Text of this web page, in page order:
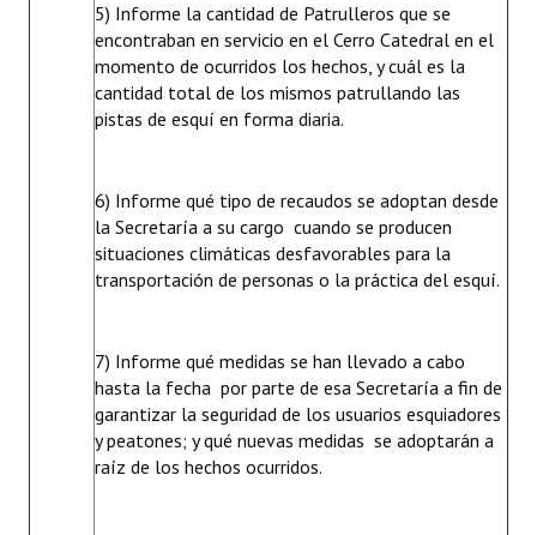
5) Informe la cantidad de Patrulleros que se
encontraban en servicio en el Cerro Catedral en el
momento de ocurridos los hechos, y cuál es la
cantidad total de los mismos patrullando las
pistas de esquí en forma diaria.
6) Informe qué tipo de recaudos se adoptan desde
la Secretaría a su cargo cuando se producen
situaciones climáticas desfavorables para la
transportación de personas o la práctica del esquí.
7) Informe qué medidas se han llevado a cabo
hasta la fecha por parte de esa Secretaría a fin de
garantizar la seguridad de los usuarios esquiadores
y peatones; y qué nuevas medidas se adoptarán a
raíz de los hechos ocurridos.